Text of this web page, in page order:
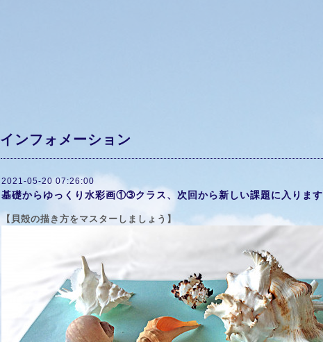
インフォメーション
2021-05-20 07:26:00
基礎からゆっくり水彩画①➂クラス、次回から新しい課題に入ります
【貝殻の描き方をマスターしましょう】